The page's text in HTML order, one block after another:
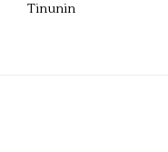
Tinunin